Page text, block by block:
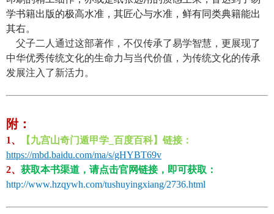
学书籍出版的极高水准，其匠心与水准，鲜有同类典籍能出
其右。
父子二人通过这部著作，不仅传承了易学智慧，更展现了
中华优秀传统文化的生命力与当代价值，为传统文化的传承
发展注入了新活力。
附：
1、 【九宫山奇门遁甲学_百度百科】 链接：
https://mbd.baidu.com/ma/s/gHYBT69v
2、 获取本书渠道，请点击官网链接，即可获取：
http://www.hzqywh.com/tushuyingxiang/2736.html